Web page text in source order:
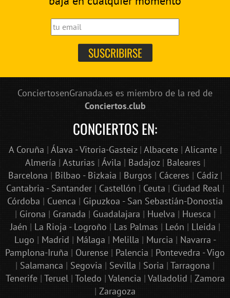
ConciertosenGranada.es es miembro de la red de
Conciertos.club
CONCIERTOS EN:
A Coruña | Álava - Vitoria-Gasteiz| Albacete| Alicante|
Almería | Asturias | Ávila | Badajoz| Baleares |
Barcelona | Bilbao - Bizkaia | Burgos | Cáceres | Cádiz|
Cantabria - Santander| Castellón | Ceuta | Ciudad Real|
Córdoba | Cuenca | Gipuzkoa - San Sebastián-Donostia
| Girona | Granada | Guadalajara | Huelva | Huesca |
Jaén | La Rioja - Logroño | Las Palmas | León | Lleida |
Lugo | Madrid | Málaga | Melilla | Murcia | Navarra -
Pamplona-Iruña | Ourense | Palencia | Pontevedra - Vigo
| Salamanca | Segovia | Sevilla | Soria | Tarragona |
Tenerife| Teruel| Toledo | Valencia | Valladolid | Zamora
| Zaragoza